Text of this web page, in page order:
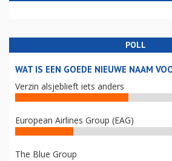
POLL
WAT IS EEN GOEDE NIEUWE NAAM
Verzin alsjeblieft iets anders
European Airlines Group (EAG)
The Blue Group